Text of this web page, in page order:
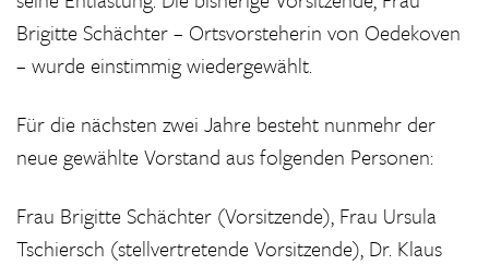
Brigitte Schächter – Ortsvorsteherin von Oedekoven
– wurde einstimmig wiedergewählt.
Für die nächsten zwei Jahre besteht nunmehr der
neue gewählte Vorstand aus folgenden Personen:
Frau Brigitte Schächter (Vorsitzende), Frau Ursula
Tschiersch (stellvertretende Vorsitzende), Dr. Klaus